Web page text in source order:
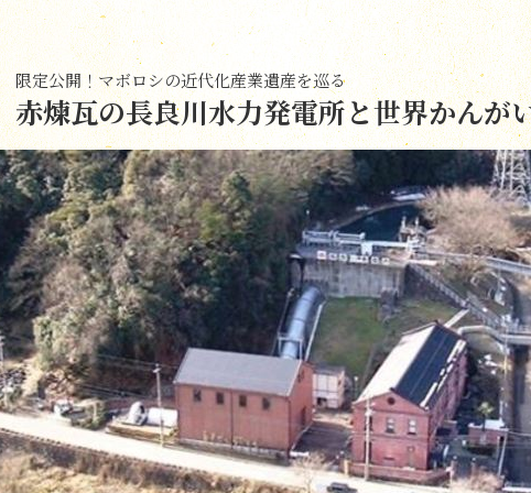
限定公開！マボロシの近代化産業遺産を巡る
赤煉瓦の長良川水力発電所と世界かんが